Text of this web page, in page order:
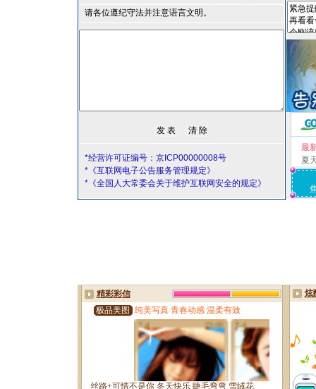
请各位遵纪守法并注意语言文明。
*经营许可证编号：京ICP00000008号
*《互联网电子公告服务管理规定》
*《全国人大常委会关于维护互联网安全的规定》
最
夏